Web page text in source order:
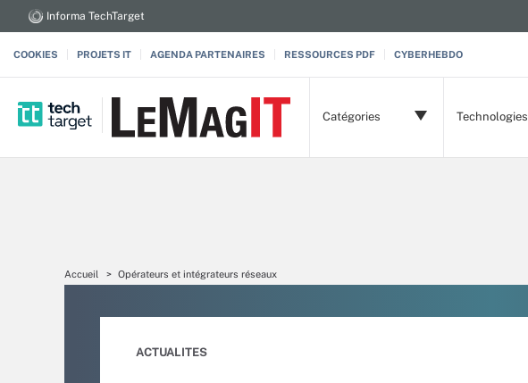
Informa TechTarget
COOKIES PROJETS IT AGENDA PARTENAIRES RESSOURCES PDF CYBERHEBDO
Catégories Technologies
Accueil Opérateurs et intégrateurs réseaux
ACTUALITES